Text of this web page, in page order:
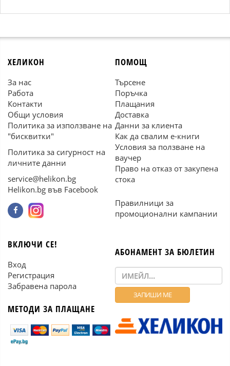
ХЕЛИКОН
За нас
Работа
Контакти
Общи условия
Политика за използване на
"бисквитки"
Политика за сигурност на
личните данни
service@helikon.bg
Helikon.bg във Facebook
ПОМОЩ
Търсене
Поръчка
Плащания
Доставка
Данни за клиента
Как да свалим е-книги
Условия за ползване на
ваучер
Право на отказ от закупена
стока
Правилници за
промоционални кампании
ВКЛЮЧИ СЕ!
Вход
Регистрация
Забравена парола
МЕТОДИ ЗА ПЛАЩАНЕ
АБОНАМЕНТ ЗА БЮЛЕТИН